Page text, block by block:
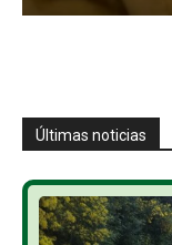
Últimas noticias